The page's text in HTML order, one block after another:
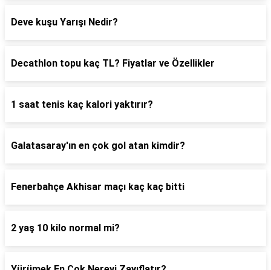
Deve kuşu Yarışı Nedir?
Decathlon topu kaç TL? Fiyatlar ve Özellikler
1 saat tenis kaç kalori yaktırır?
Galatasaray'ın en çok gol atan kimdir?
Fenerbahçe Akhisar maçı kaç kaç bitti
2 yaş 10 kilo normal mi?